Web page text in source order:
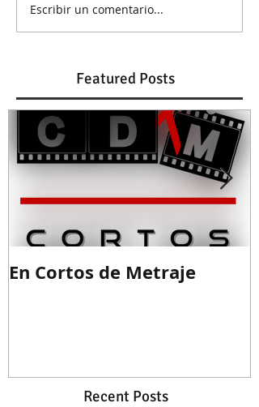
Escribir un comentario...
Featured Posts
En Cortos de Metraje
Recent Posts